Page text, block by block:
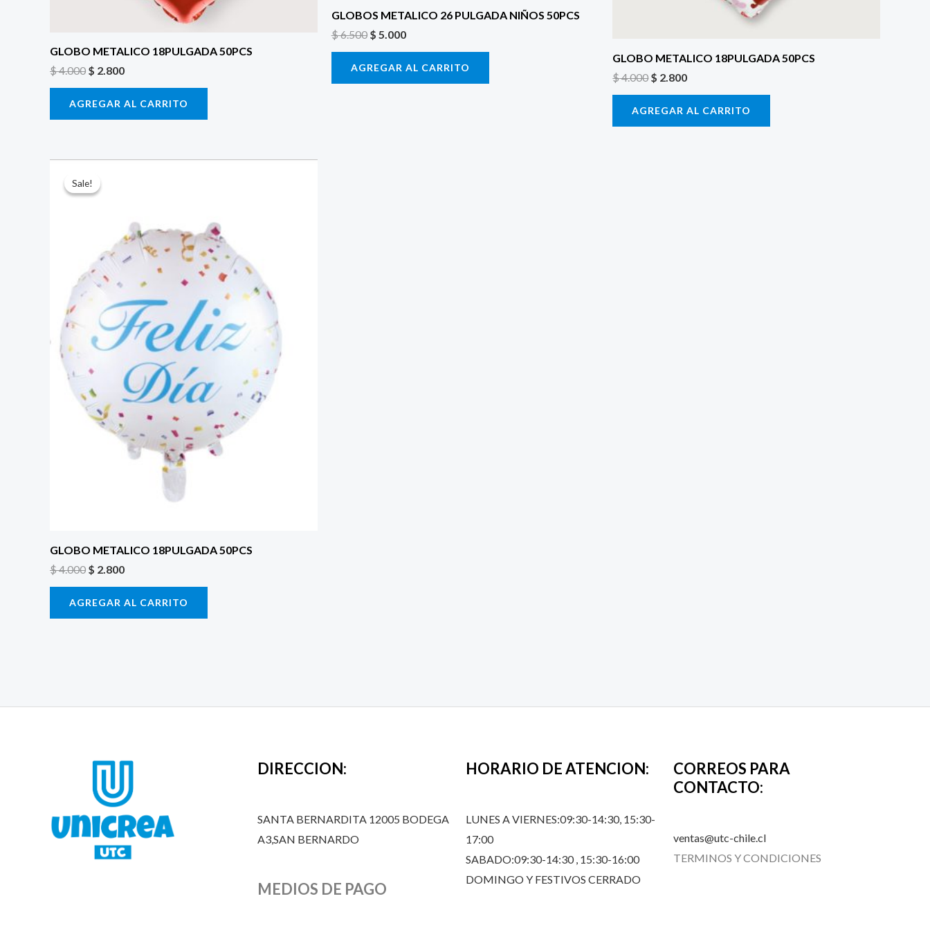
GLOBO METALICO 18PULGADA 50PCS
$4.000 $ 2.800
AGREGAR AL CARRITO
GLOBOS METALICO 26 PULGADA NIÑOS 50PCS
$6.500 $ 5.000
AGREGAR AL CARRITO
GLOBO METALICO 18PULGADA 50PCS
$4.000$ 2.800
AGREGAR AL CARRITO
Sale!
Sale!
GLOBO METALICO 18PULGADA 50PCS
$4.000
precio
original
$ 2.800
$ 2.800.
AGREGAR AL CARRITO
DIRECCION:
SANTA BERNARDITA 12005 BODEGA
A3,SAN BERNARDO
MEDIOS DE PAGO
HORARIO DE ATENCION:
LUNES A VIERNES:09:30-14:30, 15:30-
17:00
SABADO:09:30-14:30 , 15:30-16:00
DOMINGO Y FESTIVOS CERRADO
CORREOS PARA
CONTACTO:
ventas@utc-chile.cl
TERMINOS Y CONDICIONES